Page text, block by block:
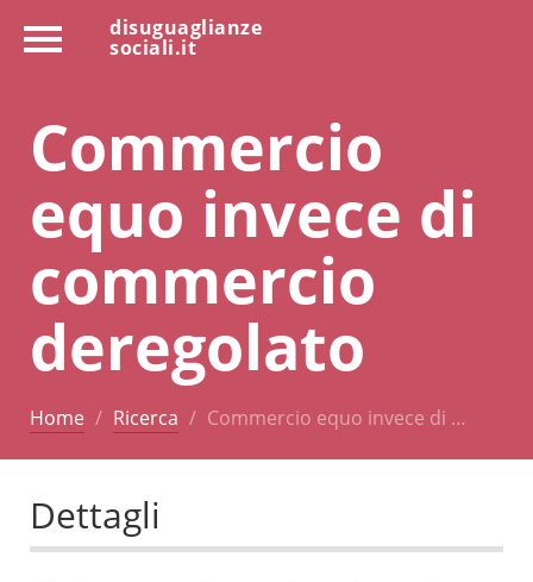
disuguaglianze
sociali.it
Commercio
equo invece di
commercio
deregolato
Home Ricerca Commercio equo invece di …
Dettagli